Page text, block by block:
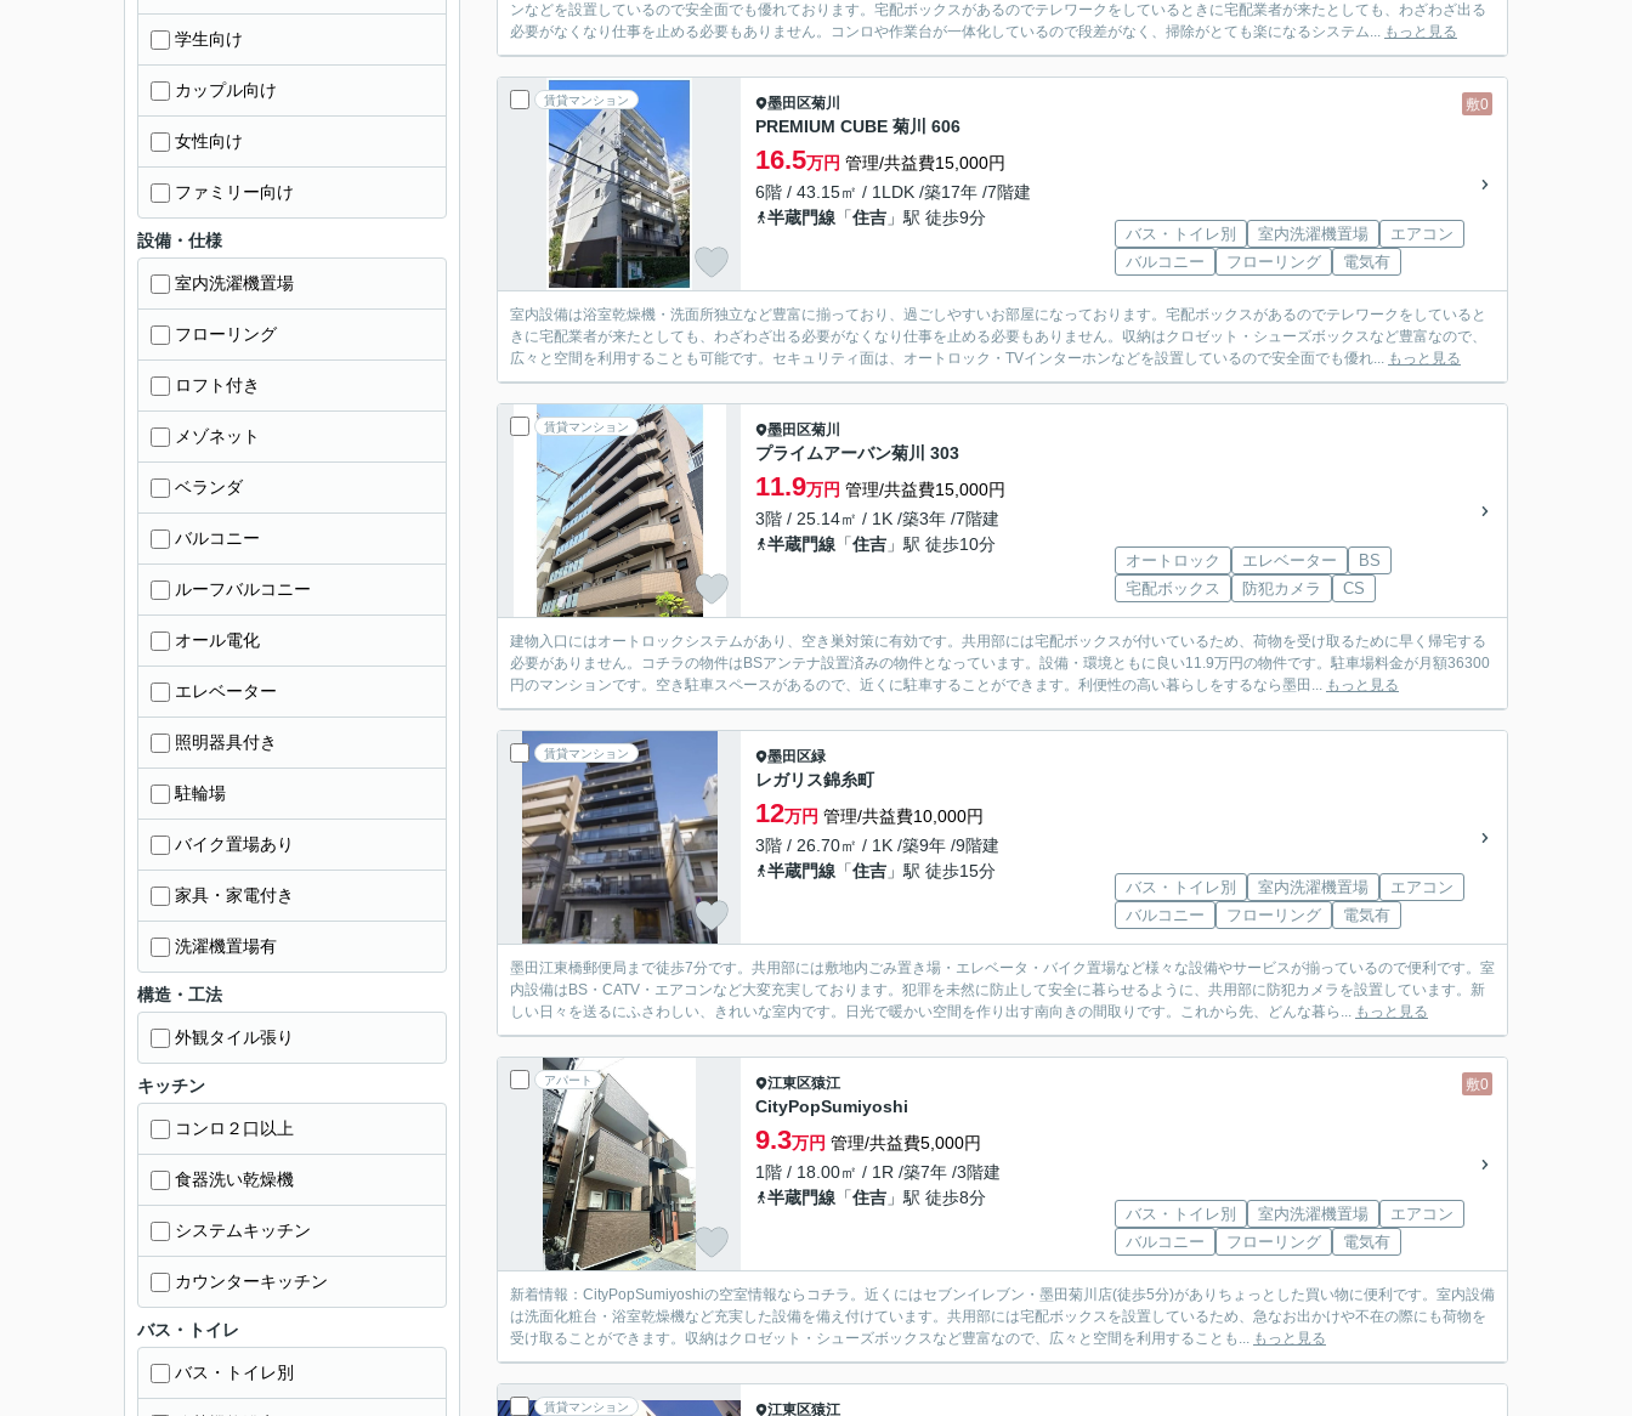
ンなどを設置しているので安全面でも優れております。宅配ボックスがあるのでテレワークをしているときに宅配業者が来たとしても、わざわざ出る
必要がなくなり仕事を止める必要もありません。コンロや作業台が一体化しているので段差がなく、掃除がとても楽になるシステム... もっと見る
賃貸マンション 敷0
墨田区菊川
PREMIUM CUBE 菊川 606
16.5万円 管理/共益費15,000円
6階 / 43.15㎡ / 1LDK /築17年 /7階建
半蔵門線 「住吉 」駅 徒歩9分
バス・トイレ別 室内洗濯機置場
エアコン
バルコニー
フローリング 電気有
室内設備は浴室乾燥機・洗面所独立など豊富に揃っており、過ごしやすいお部屋になっております。宅配ボックスがあるのでテレワークをしていると
きに宅配業者が来たとしても、わざわざ出る必要がなくなり仕事を止める必要もありません。収納はクロゼット・シューズボックスなど豊富なので、
広々と空間を利用することも可能です。セキュリティ面は、オートロック・TVインターホンなどを設置しているので安全面でも優れ... もっと見る
賃貸マンション 墨田区菊川
プライムアーバン菊川 303
11.9万円 管理/共益費15,000円
3階 / 25.14㎡ / 1K /築3年 /7階建
半蔵門線 「住吉 」駅 徒歩10分
オートロック エレベーター
BS
宅配ボックス
防犯カメラ CS
建物入口にはオートロックシステムがあり、空き巣対策に有効です。共用部には宅配ボックスが付いているため、荷物を受け取るために早く帰宅する
必要がありません。コチラの物件はBSアンテナ設置済みの物件となっています。設備・環境ともに良い11.9万円の物件です。駐車場料金が月額36300
円のマンションです。空き駐車スペースがあるので、近くに駐車することができます。利便性の高い暮らしをするなら墨田... もっと見る
賃貸マンション 墨田区緑
レガリス錦糸町
12万円 管理/共益費10,000円
3階 / 26.70㎡ / 1K /築9年 /9階建
半蔵門線 「住吉 」駅 徒歩15分
バス・トイレ別 室内洗濯機置場
エアコン
バルコニー
フローリング 電気有
墨田江東橋郵便局まで徒歩7分です。共用部には敷地内ごみ置き場・エレベータ・バイク置場など様々な設備やサービスが揃っているので便利です。室
内設備はBS・CATV・エアコンなど大変充実しております。犯罪を未然に防止して安全に暮らせるように、共用部に防犯カメラを設置しています。新
しい日々を送るにふさわしい、きれいな室内です。日光で暖かい空間を作り出す南向きの間取りです。これから先、どんな暮ら... もっと見る
アパート 敷0
江東区猿江
CityPopSumiyoshi
9.3万円 管理/共益費5,000円
1階 / 18.00㎡ / 1R /築7年 /3階建
半蔵門線 「住吉 」駅 徒歩8分
バス・トイレ別 室内洗濯機置場
エアコン
バルコニー
フローリング 電気有
新着情報：CityPopSumiyoshiの空室情報ならコチラ。近くにはセブンイレブン・墨田菊川店(徒歩5分)がありちょっとした買い物に便利です。室内設備
は洗面化粧台・浴室乾燥機など充実した設備を備え付けています。共用部には宅配ボックスを設置しているため、急なお出かけや不在の際にも荷物を
受け取ることができます。収納はクロゼット・シューズボックスなど豊富なので、広々と空間を利用することも... もっと見る
賃貸マンション 江東区猿江
学生向け
カップル向け
女性向け
ファミリー向け
設備・仕様
室内洗濯機置場
フローリング
ロフト付き
メゾネット
ベランダ
バルコニー
ルーフバルコニー
オール電化
エレベーター
照明器具付き
駐輪場
バイク置場あり
家具・家電付き
洗濯機置場有
構造・工法
外観タイル張り
キッチン
コンロ２口以上
食器洗い乾燥機
システムキッチン
カウンターキッチン
バス・トイレ
バス・トイレ別